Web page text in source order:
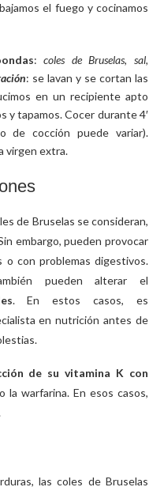
el fuego y cocinamos
:coles de Bruselas, sal,
: se lavan y se cortan las
en un recipiente apto
y tapamos. Cocer durante 4′
de cocción puede variar).
virgen extra.
de Bruselas se consideran,
embargo, pueden provocar
o con problemas digestivos.
pueden alterar el
. En estos casos, es
en nutrición antes de
de su vitamina K con
la warfarina. En esos casos,
las coles de Bruselas